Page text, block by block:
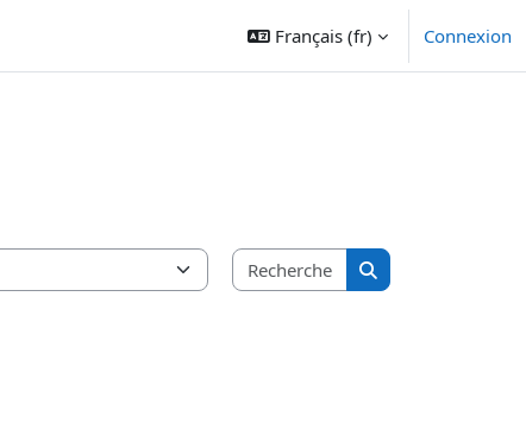
Français ‎(fr)‎ Connexion
Rechercher des cours
Rechercher des